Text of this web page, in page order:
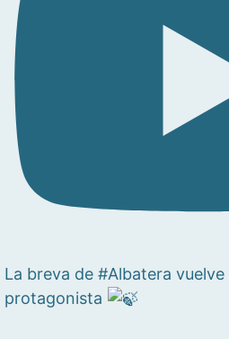
La breva de #Albatera
protagonista